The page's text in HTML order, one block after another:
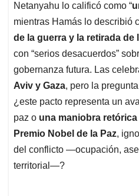
Netanyahu lo calificó como “
mientras Hamás lo describió
de la guerra y la retirada de
con “serios desacuerdos”
gobernanza futura. Las
Aviv y Gaza, pero la
¿este pacto representa un
paz o una maniobra retórica
Premio Nobel de la Paz,
del conflicto —ocupación,
territorial—?